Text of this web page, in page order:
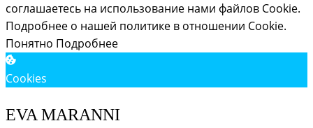
соглашаетесь на использование нами файлов Cookie.
Подробнее о нашей политике в отношении Cookie.
Понятно Подробнее
Cookies
EVA MARANNI